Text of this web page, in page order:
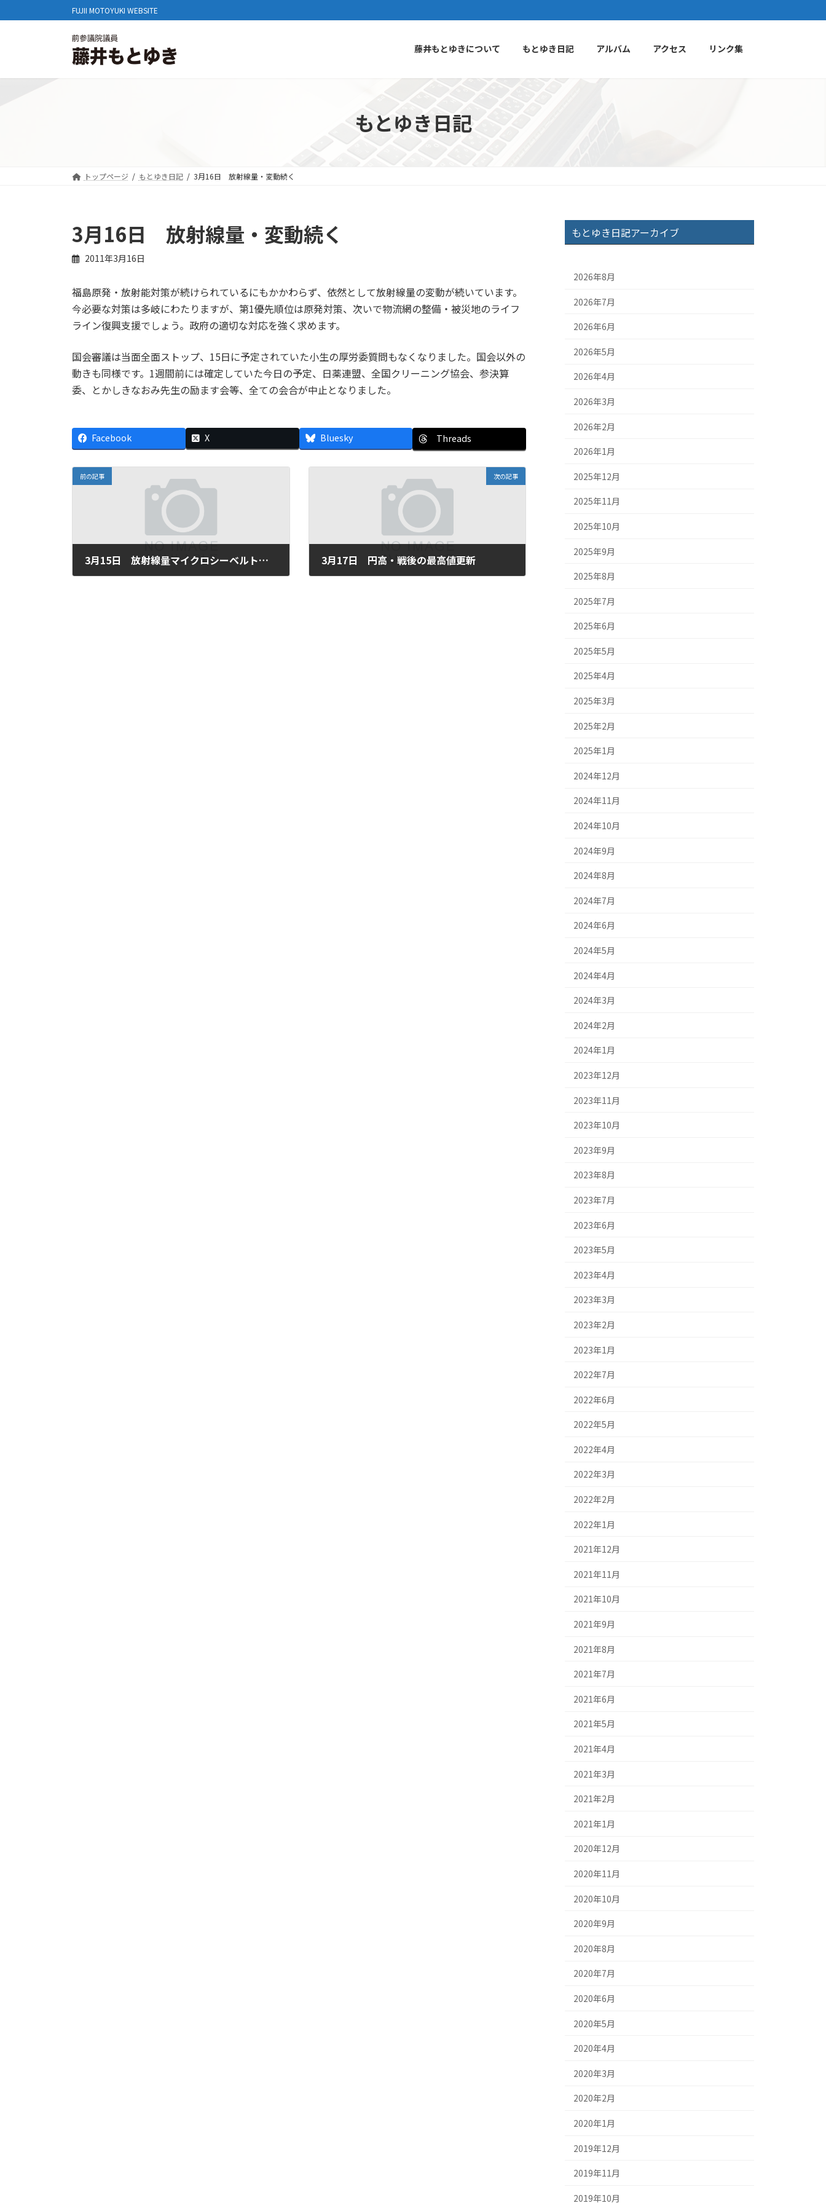
ン
へ
ビ
ョ
FUJII MOTOYUKI WEBSITE
藤井もとゆきについて もとゆき日記 アルバム アクセス リンク集
もとゆき日記
トップページ もとゆき日記 3月16日 放射線量・変動続く
3月16日 放射線量・変動続く
2011年3月16日
福島原発・放射能対策が続けられているにもかかわらず、依然として放射線量の変動が続いています。
今必要な対策は多岐にわたりますが、第1優先順位は原発対策、次いで物流網の整備・被災地のライフ
ライン復興支援でしょう。政府の適切な対応を強く求めます。
国会審議は当面全面ストップ、15日に予定されていた小生の厚労委質問もなくなりました。国会以外の
動きも同様です。1週間前には確定していた今日の予定、日薬連盟、全国クリーニング協会、参決算
委、とかしきなおみ先生の励ます会等、全ての会合が中止となりました。
Facebook X Bluesky Threads
前の記事
3月15日 放射線量マイクロシーベルトからミリシーベルトへ
次の記事
3月17日 円高・戦後の最高値更新
もとゆき日記アーカイブ
2026年8月
2026年7月
2026年6月
2026年5月
2026年4月
2026年3月
2026年2月
2026年1月
2025年12月
2025年11月
2025年10月
2025年9月
2025年8月
2025年7月
2025年6月
2025年5月
2025年4月
2025年3月
2025年2月
2025年1月
2024年12月
2024年11月
2024年10月
2024年9月
2024年8月
2024年7月
2024年6月
2024年5月
2024年4月
2024年3月
2024年2月
2024年1月
2023年12月
2023年11月
2023年10月
2023年9月
2023年8月
2023年7月
2023年6月
2023年5月
2023年4月
2023年3月
2023年2月
2023年1月
2022年7月
2022年6月
2022年5月
2022年4月
2022年3月
2022年2月
2022年1月
2021年12月
2021年11月
2021年10月
2021年9月
2021年8月
2021年7月
2021年6月
2021年5月
2021年4月
2021年3月
2021年2月
2021年1月
2020年12月
2020年11月
2020年10月
2020年9月
2020年8月
2020年7月
2020年6月
2020年5月
2020年4月
2020年3月
2020年2月
2020年1月
2019年12月
2019年11月
2019年10月